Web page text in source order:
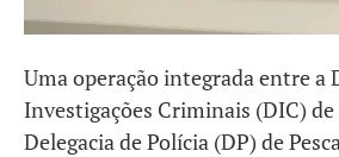
Uma operação integrada entre a
Investigações Criminais (DIC) de
Delegacia de Polícia (DP) de